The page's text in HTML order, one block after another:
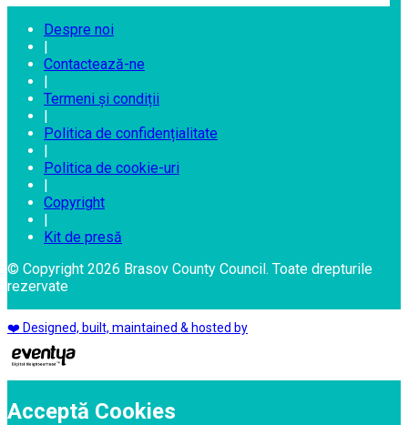
Despre noi
|
Contactează-ne
|
Termeni și condiții
|
Politica de confidențialitate
|
Politica de cookie-uri
|
Copyright
|
Kit de presă
© Copyright 2026 Brasov County Council. Toate drepturile
rezervate
❤️ Designed, built, maintained & hosted by
Acceptă Cookies